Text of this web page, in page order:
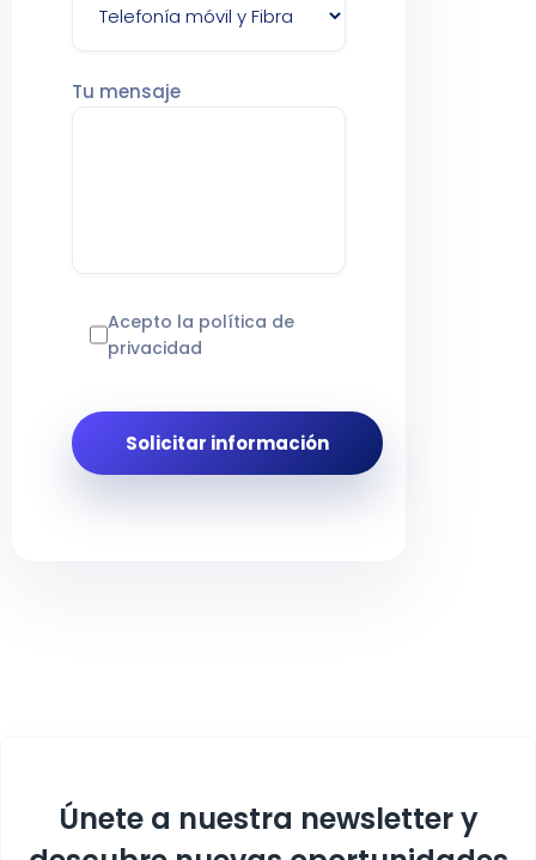
Tu mensaje
Acepto la política de
privacidad
Únete a nuestra newsletter y